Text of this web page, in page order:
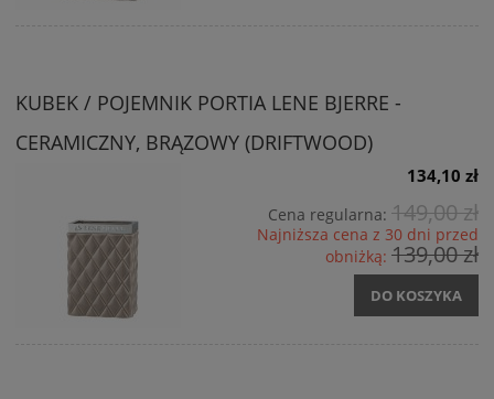
KUBEK / POJEMNIK PORTIA LENE BJERRE -
CERAMICZNY, BRĄZOWY (DRIFTWOOD)
134,10 zł
Cena regularna: 149,00 zł
Najniższa cena z 30 dni przed
obniżką: 139,00 zł
DO KOSZYKA